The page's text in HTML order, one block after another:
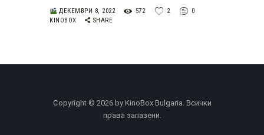
ДЕКЕМВРИ 8, 2022 572 2
0
KINOBOX
SHARE
Copyright © 2026 by KinoBox Bulgaria. Всички
права запазени.